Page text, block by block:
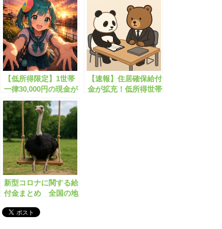
【低所得限定】1世帯
一律30,000円の現金が
もらえる”物価高騰給
付金”！
【速報】住居確保給付
金が拡充！低所得世帯
新型コロナに関する給
付金まとめ 全国の地
料会員限定】